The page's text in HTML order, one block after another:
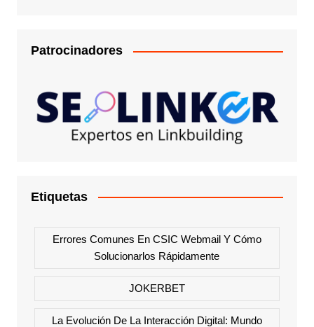
Patrocinadores
Etiquetas
Errores Comunes En CSIC Webmail Y Cómo
Solucionarlos Rápidamente
JOKERBET
La Evolución De La Interacción Digital: Mundo